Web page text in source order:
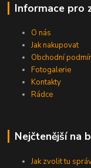
Informace pro
O nás
Jak nakupovat
Obchodní
Fotogalerie
Kontakty
Rádce
Nejčtenější na
Jak zvolit tu